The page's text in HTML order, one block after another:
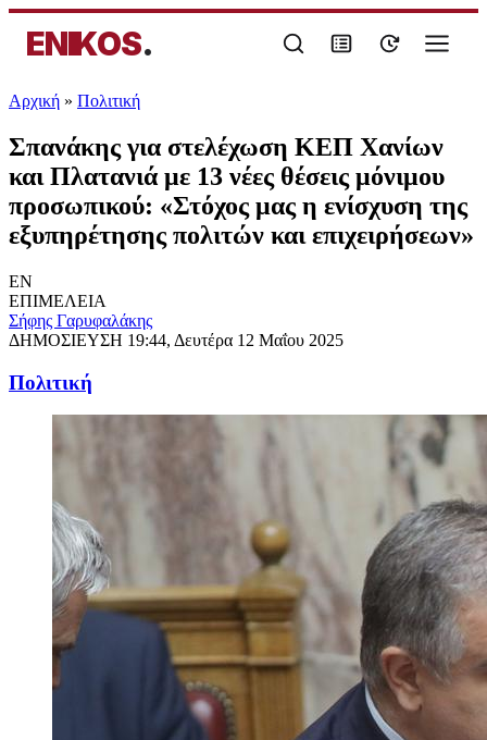
ENIKOS.
Αρχική » Πολιτική
Σπανάκης για στελέχωση ΚΕΠ Χανίων
και Πλατανιά με 13 νέες θέσεις μόνιμου
προσωπικού: «Στόχος μας η ενίσχυση της
εξυπηρέτησης πολιτών και επιχειρήσεων»
EN
ΕΠΙΜΕΛΕΙΑ
Σήφης Γαρυφαλάκης
ΔΗΜΟΣΙΕΥΣΗ 19:44, Δευτέρα 12 Μαΐου 2025
Πολιτική